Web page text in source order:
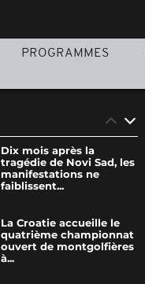
PROGRAMMES
Dix mois après la
tragédie de Novi Sad, les
manifestations ne
faiblissent...
La Croatie accueille le
quatrième championnat
ouvert de montgolfières
à...